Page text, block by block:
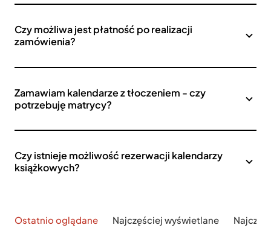
Czy możliwa jest płatność po realizacji
zamówienia?
Zamawiam kalendarze z tłoczeniem - czy
potrzebuję matrycy?
Czy istnieje możliwość rezerwacji kalendarzy
książkowych?
Ostatnio oglądane Najczęściej wyświetlane